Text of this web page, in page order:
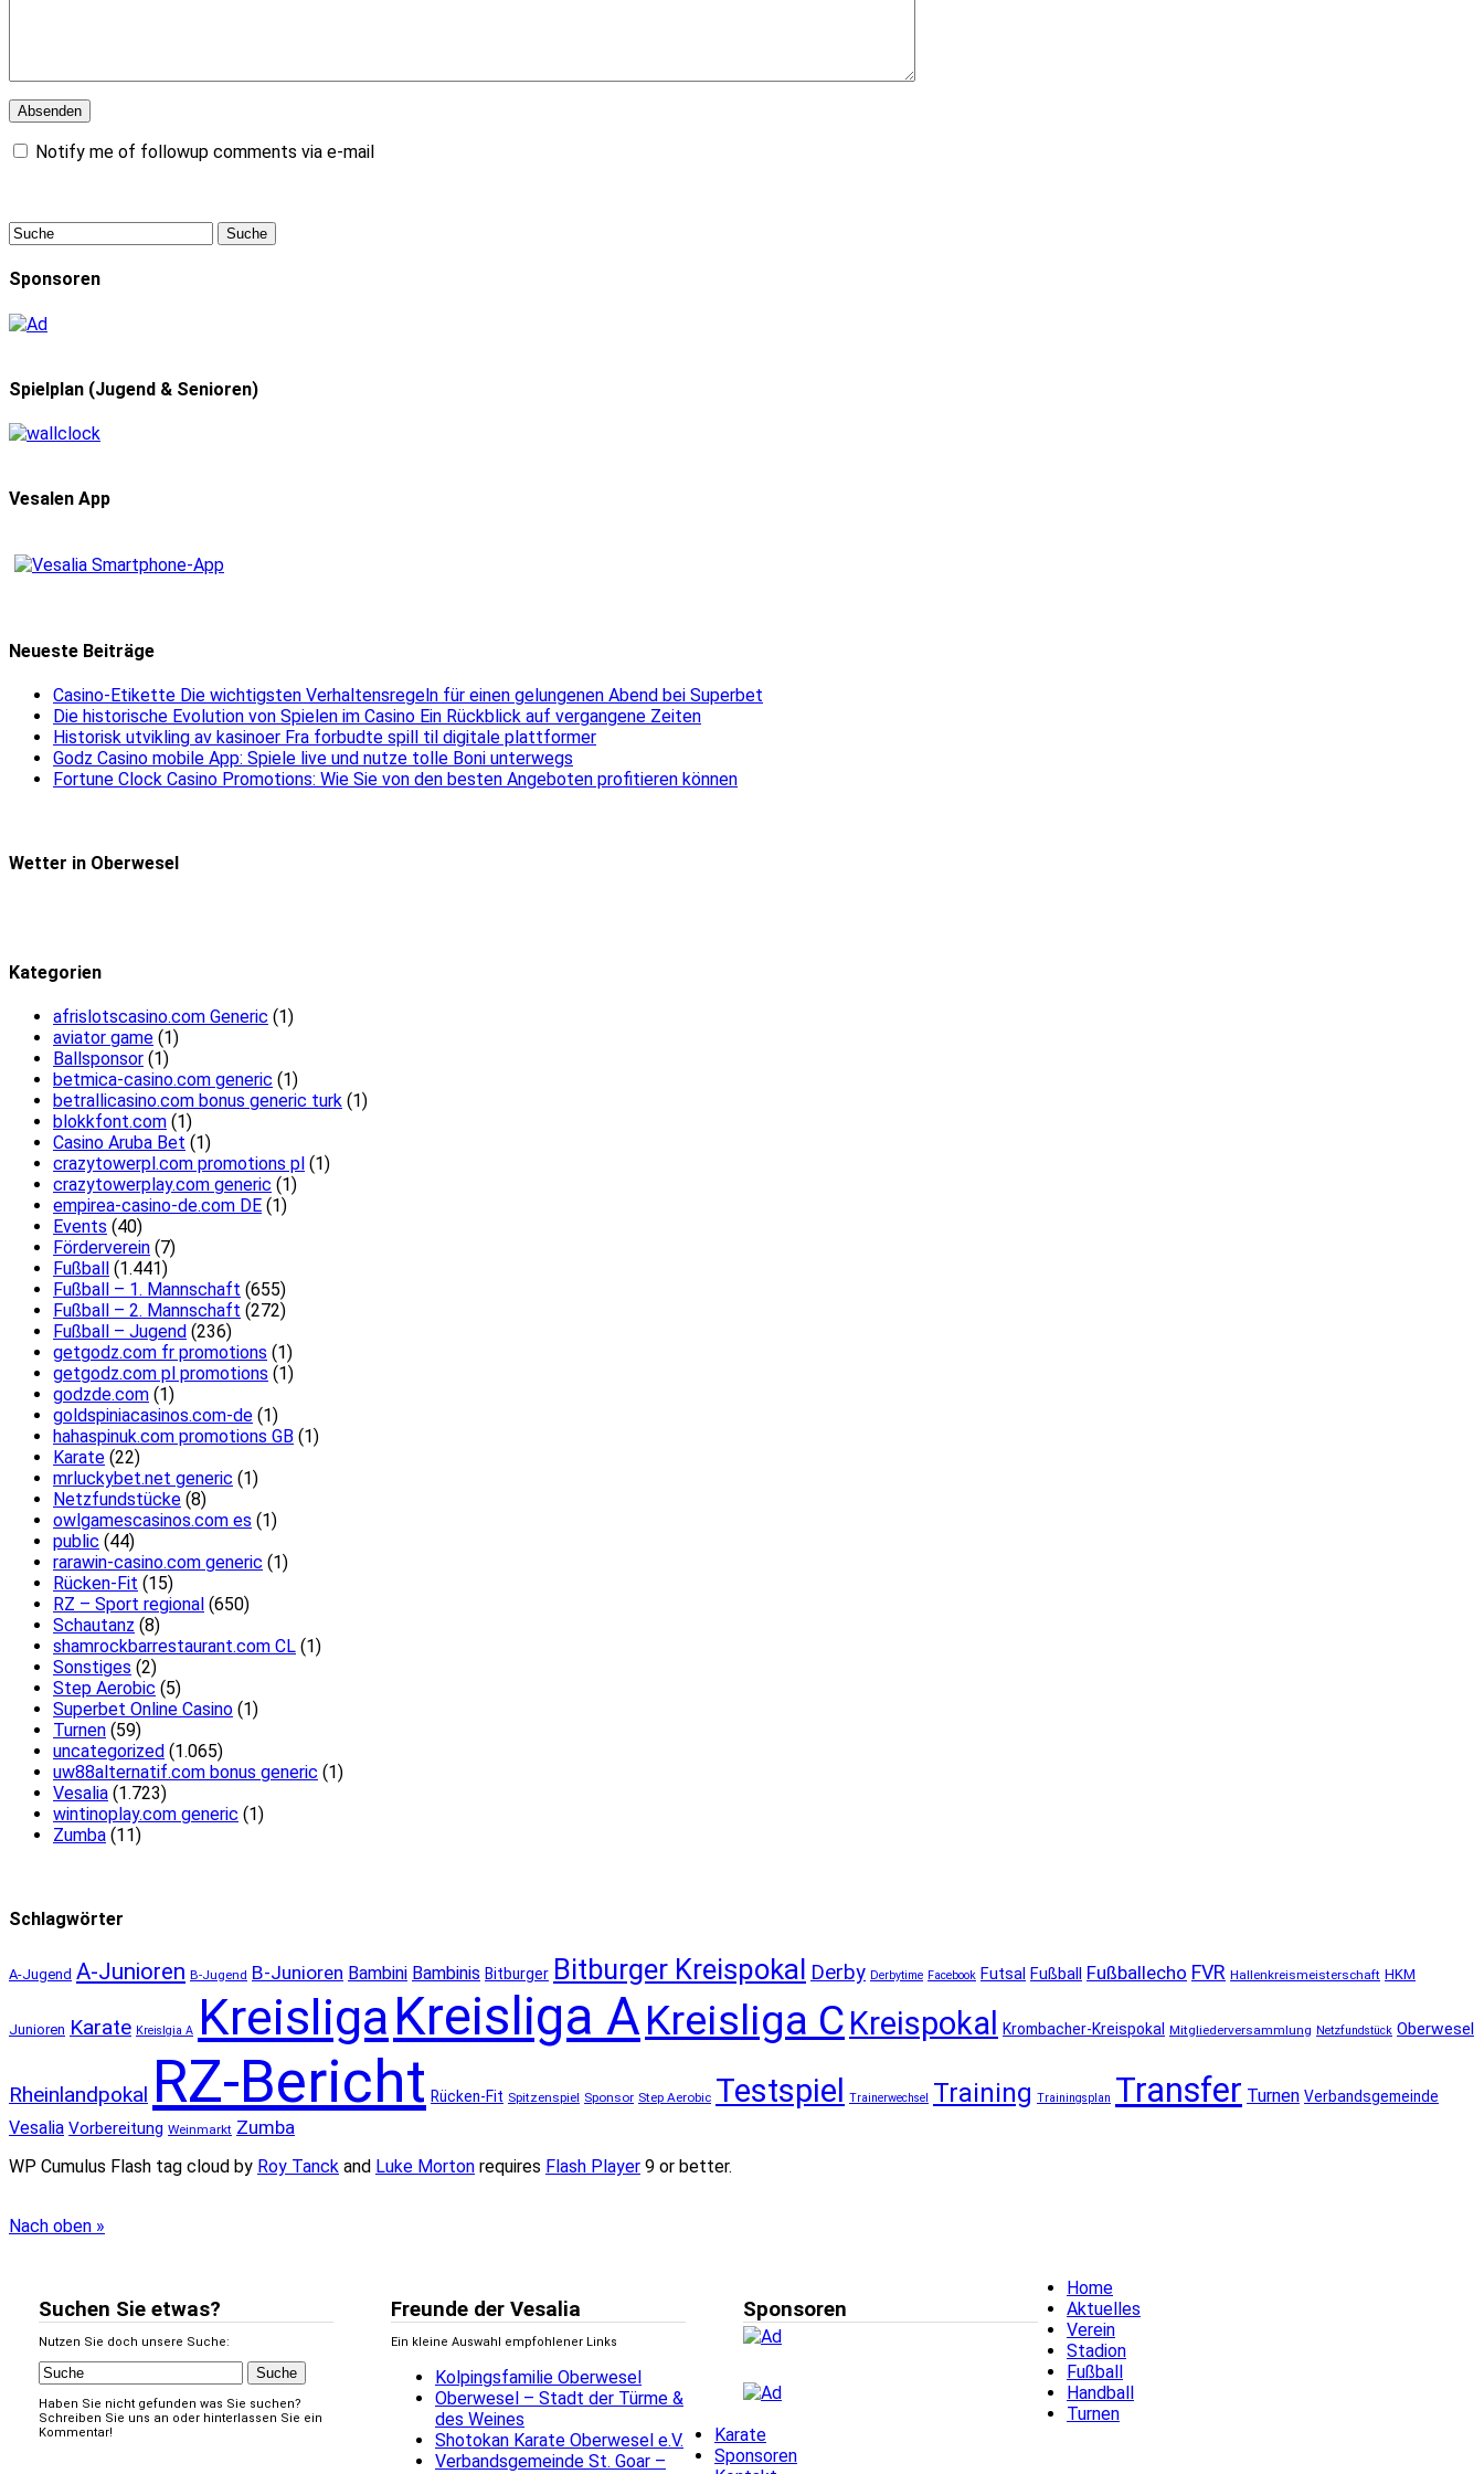
Notify me of followup comments via e-mail
Sponsoren
Spielplan (Jugend & Senioren)
Vesalen App
Neueste Beiträge
Casino-Etikette Die wichtigsten Verhaltensregeln für einen gelungenen Abend bei Superbet
Die historische Evolution von Spielen im Casino Ein Rückblick auf vergangene Zeiten
Historisk utvikling av kasinoer Fra forbudte spill til digitale plattformer
Godz Casino mobile App: Spiele live und nutze tolle Boni unterwegs
Fortune Clock Casino Promotions: Wie Sie von den besten Angeboten profitieren können
Wetter in Oberwesel
Kategorien
afrislotscasino.com Generic (1)
aviator game (1)
Ballsponsor (1)
betmica-casino.com generic (1)
betrallicasino.com bonus generic turk (1)
blokkfont.com (1)
Casino Aruba Bet (1)
crazytowerpl.com promotions pl (1)
crazytowerplay.com generic (1)
empirea-casino-de.com DE (1)
Events (40)
Förderverein (7)
Fußball
(1.441)
Fußball – 1. Mannschaft (655)
Fußball – 2. Mannschaft (272)
Fußball – Jugend (236)
getgodz.com fr promotions (1)
getgodz.com pl promotions (1)
godzde.com (1)
goldspiniacasinos.com-de (1)
hahaspinuk.com promotions GB (1)
Karate (22)
mrluckybet.net generic (1)
Netzfundstücke (8)
owlgamescasinos.com es (1)
public (44)
rarawin-casino.com generic (1)
Rücken-Fit (15)
RZ – Sport regional (650)
Schautanz (8)
shamrockbarrestaurant.com CL (1)
Sonstiges (2)
Step Aerobic (5)
Superbet Online Casino (1)
Turnen (59)
uncategorized (1.065)
uw88alternatif.com bonus generic (1)
Vesalia (1.723)
wintinoplay.com generic (1)
Zumba (11)
Schlagwörter
A-Jugend A-Junioren B-Jugend B-Junioren Bambini Bambinis Bitburger Bitburger Kreispokal Derby Derbytime Facebook Futsal Fußball Fußballecho FVR Hallenkreismeisterschaft HKM
Junioren Karate Kreislgia A KreisligaKreisliga AKreisliga C Kreispokal Krombacher-Kreispokal Mitgliederversammlung Netzfundstück Oberwesel
Rheinlandpokal RZ-Bericht Rücken-Fit Spitzenspiel Sponsor Step Aerobic Testspiel Trainerwechsel Training Trainingsplan Transfer Turnen Verbandsgemeinde
Vesalia Vorbereitung Weinmarkt Zumba
WP Cumulus Flash tag cloud by Roy Tanck and Luke Morton requires Flash Player 9 or better.
Nach oben »
Suchen Sie etwas?
Nutzen Sie doch unsere Suche:
Haben Sie nicht gefunden was Sie suchen?
Schreiben Sie uns an oder hinterlassen Sie ein
Kommentar!
Freunde der Vesalia
Ein kleine Auswahl empfohlener Links
Kolpingsfamilie Oberwesel
Oberwesel – Stadt der Türme &
des Weines
Shotokan Karate Oberwesel e.V.
Verbandsgemeinde St. Goar –
Sponsoren
Home
Aktuelles
Verein
Stadion
Fußball
Handball
Turnen
Karate
Sponsoren